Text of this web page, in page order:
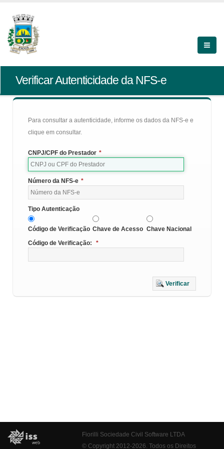
Verificar Autenticidade da NFS-e
Para consultar a autenticidade, informe os dados da NFS-e e
clique em consultar.
CNPJ/CPF do Prestador *
Número da NFS-e *
Tipo Autenticação
Código de Verificação Chave de Acesso Chave Nacional
Código de Verificação:
*
Verificar
Fiorilli Sociedade Civil Software LTDA
© Copyright 2012-2026. Todos os Direitos